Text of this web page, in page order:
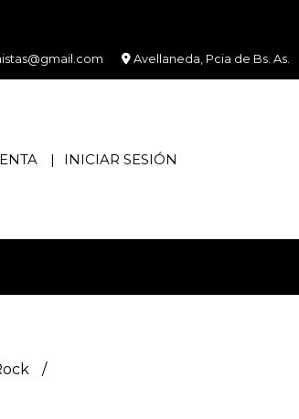
Avellaneda, Pcia de Bs. As.
INICIAR SESIÓN